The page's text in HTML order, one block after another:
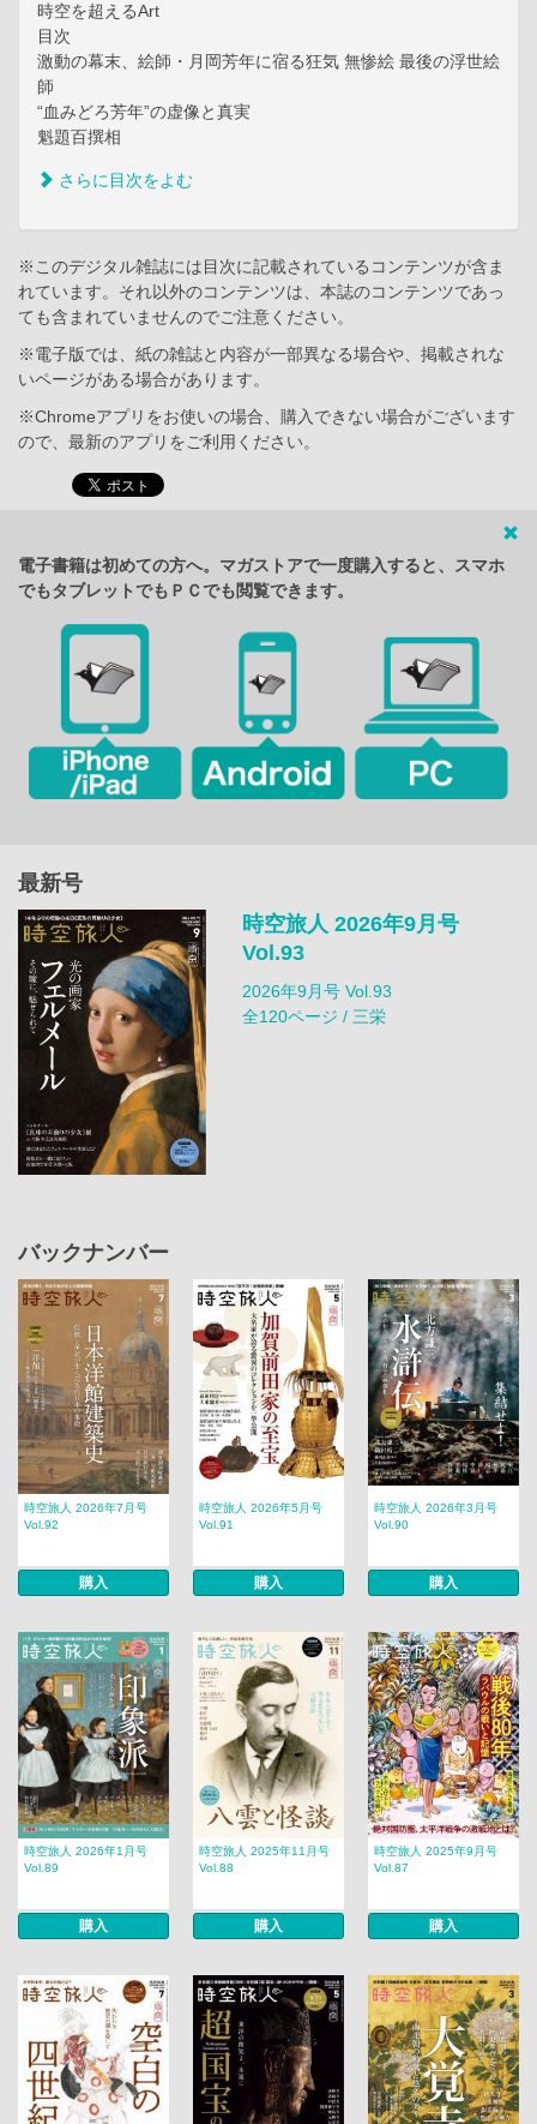
時空を超えるArt
目次
激動の幕末、絵師・月岡芳年に宿る狂気 無惨絵 最後の浮世絵
師
“血みどろ芳年”の虚像と真実
魁題百撰相
さらに目次をよむ
※このデジタル雑誌には目次に記載されているコンテンツが含ま
れています。それ以外のコンテンツは、本誌のコンテンツであっ
ても含まれていませんのでご注意ください。
※電子版では、紙の雑誌と内容が一部異なる場合や、掲載されな
いページがある場合があります。
※Chromeアプリをお使いの場合、購入できない場合がございます
ので、最新のアプリをご利用ください。
電子書籍は初めての方へ。マガストアで一度購入すると、スマホ
でもタブレットでもＰＣでも閲覧できます。
最新号
時空旅人 2026年9月号
Vol.93
2026年9月号 Vol.93
全120ページ / 三栄
バックナンバー
時空旅人 2026年7月号
Vol.92
購入
時空旅人 2026年5月号
Vol.91
購入
時空旅人 2026年3月号
Vol.90
購入
時空旅人 2026年1月号
Vol.89
購入
時空旅人 2025年11月号
Vol.88
購入
時空旅人 2025年9月号
Vol.87
購入